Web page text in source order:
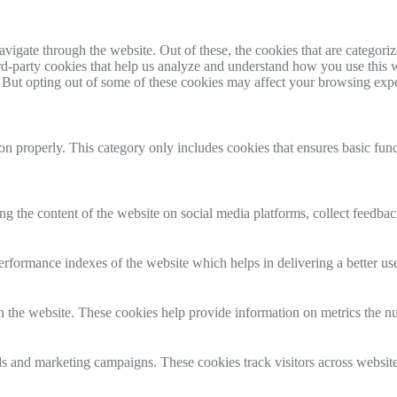
through the website. Out of these, the cookies that are
cookies that help us analyze and understand how you use
opting out of some of these cookies may affect your browsing
properly. This category only includes cookies that ensures basic
the content of the website on social media platforms, collect
indexes of the website which helps in delivering a better
website. These cookies help provide information on metrics the
marketing campaigns. These cookies track visitors across